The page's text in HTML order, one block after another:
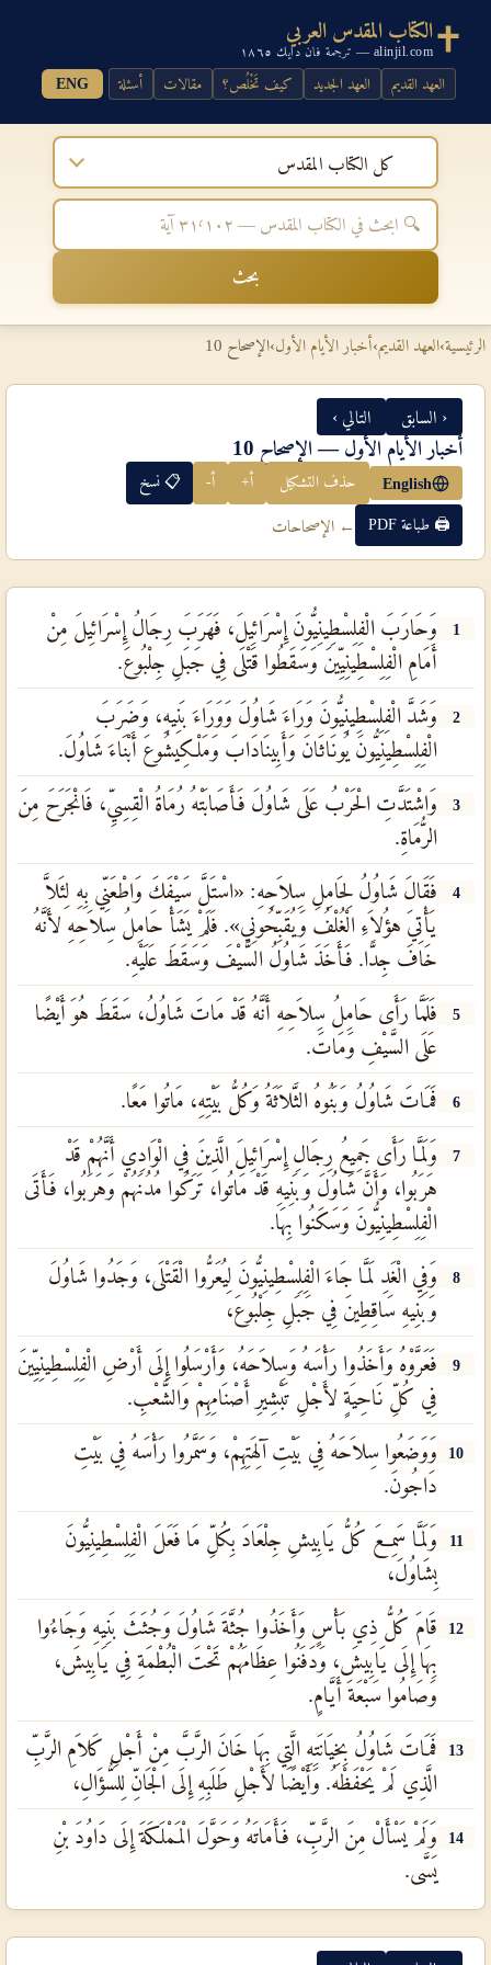
الكتاب المقدس العربي
alinjil.com — ترجمة فان دايك ١٨٦٥
العهد القديم العهد الجديد كيف تَخْلُص؟ مقالات أسئلة ENG
كل الكتاب المقدس
بحث
الرئيسية›العهد القديم›أخبار الأيام الأول›الإصحاح 10
‹ السابق التالي ›
أخبار الأيام الأول — الإصحاح 10
English حذف التشكيل أ+ أ- 📋 نسخ
🖨 طباعة PDF ← الإصحاحات
1
وَحَارَبَ الْفِلِسْطِينِيُّونَ إِسْرَائِيلَ، فَهَرَبَ رِجَالُ إِسْرَائِيلَ مِنْ
أَمَامِ الْفِلِسْطِينِيِّينَ وَسَقَطُوا قَتْلَى فِي جَبَلِ جِلْبُوعَ.
2
وَشَدَّ الْفِلِسْطِينِيُّونَ وَرَاءَ شَاوُلَ وَوَرَاءَ بَنِيهِ، وَضَرَبَ
الْفِلِسْطِينِيُّونَ يُونَاثَانَ وَأَبِينَادَابَ وَمَلْكِيشُوعَ أَبْنَاءَ شَاوُلَ.
3
وَاشْتَدَّتِ الْحَرْبُ عَلَى شَاوُلَ فَأَصَابَتْهُ رُمَاةُ الْقِسِيِّ، فَانْجَرَحَ مِنَ
الرُّمَاةِ.
4
فَقَالَ شَاوُلُ لِحَامِلِ سِلاَحِهِ: «اسْتَلَّ سَيْفَكَ وَاطْعَنِّي بِهِ لِئَلاَّ
يَأْتِيَ هؤُلاَءِ الْغُلْفُ وَيُقَبِّحُونِي». فَلَمْ يَشَأْ حَامِلُ سِلاَحِهِ لأَنَّهُ
خَافَ جِدًّا. فَأَخَذَ شَاوُلُ السَّيْفَ وَسَقَطَ عَلَيْهِ.
5
فَلَمَّا رَأَى حَامِلُ سِلاَحِهِ أَنَّهُ قَدْ مَاتَ شَاوُلُ، سَقَطَ هُوَ أَيْضًا
عَلَى السَّيْفِ وَمَاتَ.
6 فَمَاتَ شَاوُلُ وَبَنُوهُ الثَّلاَثَةُ وَكُلُّ بَيْتِهِ، مَاتُوا مَعًا.
7
وَلَمَّا رَأَى جَمِيعُ رِجَالِ إِسْرَائِيلَ الَّذِينَ فِي الْوَادِي أَنَّهُمْ قَدْ
هَرَبُوا، وَأَنَّ شَاوُلَ وَبَنِيهِ قَدْ مَاتُوا، تَرَكُوا مُدُنَهُمْ وَهَرَبُوا، فَأَتَى
الْفِلِسْطِينِيُّونَ وَسَكَنُوا بِهَا.
8
وَفِي الْغَدِ لَمَّا جَاءَ الْفِلِسْطِينِيُّونَ لِيُعَرُّوا الْقَتْلَى، وَجَدُوا شَاوُلَ
وَبَنِيهِ سَاقِطِينَ فِي جَبَلِ جِلْبُوعَ،
9
فَعَرَّوْهُ وَأَخَذُوا رَأْسَهُ وَسِلاَحَهُ، وَأَرْسَلُوا إِلَى أَرْضِ الْفِلِسْطِينِيِّينَ
فِي كُلِّ نَاحِيَةٍ لأَجْلِ تَبْشِيرِ أَصْنَامِهِمْ وَالشَّعْبِ.
10
وَوَضَعُوا سِلاَحَهُ فِي بَيْتِ آلِهَتِهِمْ، وَسَمَّرُوا رَأْسَهُ فِي بَيْتِ
دَاجُونَ.
11
وَلَمَّا سَمِعَ كُلُّ يَابِيشِ جِلْعَادَ بِكُلِّ مَا فَعَلَ الْفِلِسْطِينِيُّونَ
بِشَاوُلَ،
12
قَامَ كُلُّ ذِي بَأْسٍ وَأَخَذُوا جُثَّةَ شَاوُلَ وَجُثَثَ بَنِيهِ وَجَاءُوا
بِهَا إِلَى يَابِيشَ، وَدَفَنُوا عِظَامَهُمْ تَحْتَ الْبُطْمَةِ فِي يَابِيشَ،
وَصَامُوا سَبْعَةَ أَيَّامٍ.
13
فَمَاتَ شَاوُلُ بِخِيَانَتِهِ الَّتِي بِهَا خَانَ الرَّبَّ مِنْ أَجْلِ كَلاَمِ الرَّبِّ
الَّذِي لَمْ يَحْفَظْهُ. وَأَيْضًا لأَجْلِ طَلَبِهِ إِلَى الْجَانِّ لِلسُّؤَالِ،
14
وَلَمْ يَسْأَلْ مِنَ الرَّبِّ، فَأَمَاتَهُ وَحَوَّلَ الْمَمْلَكَةَ إِلَى دَاوُدَ بْنِ
يَسَّى.